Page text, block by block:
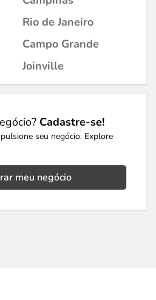
Rio de Janeiro
Campo Grande
Joinville
Cadastre-se!
seu negócio. Explore
meu negócio